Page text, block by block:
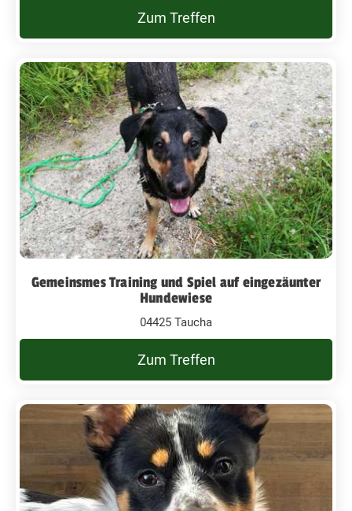
Zum Treffen
Gemeinsmes Training und Spiel auf eingezäunter
Hundewiese
04425 Taucha
Zum Treffen